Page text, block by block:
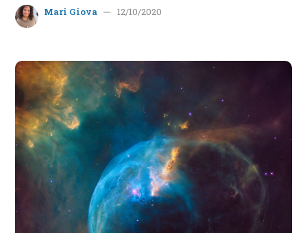
Mari Giova 12/10/2020